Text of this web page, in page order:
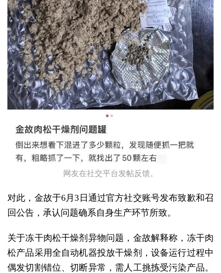
网友在社交平台发帖反馈。
对此，金故于6月3日通过官方社交账号发布致歉和召
回公告，承认问题确系自身生产环节所致。
关于冻干肉松干燥剂异物问题，金故解释称，冻干肉
松产品采用全自动机器投放干燥剂，设备运行过程中
偶发切割错位、切断异常，需人工挑拣受污染产品。